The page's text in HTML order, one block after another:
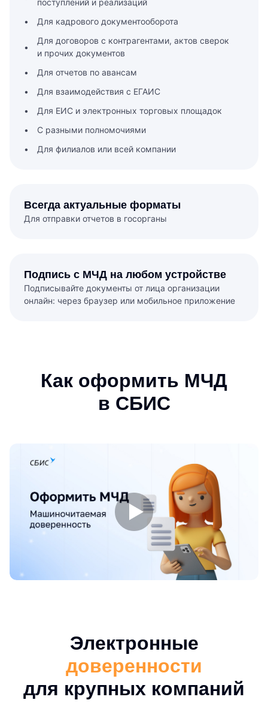
поступлений и реализаций
Для кадрового документооборота
Для договоров с контрагентами, актов сверок
и прочих документов
Для отчетов по авансам
Для взаимодействия с ЕГАИС
Для ЕИС и электронных торговых площадок
С разными полномочиями
Для филиалов или всей компании
Всегда актуальные форматы
Для отправки отчетов в госорганы
Подпись с МЧД на любом устройстве
Подписывайте документы от лица организации
онлайн: через браузер или мобильное приложение
Как оформить МЧД
в СБИС
Электронные
доверенности
для крупных компаний